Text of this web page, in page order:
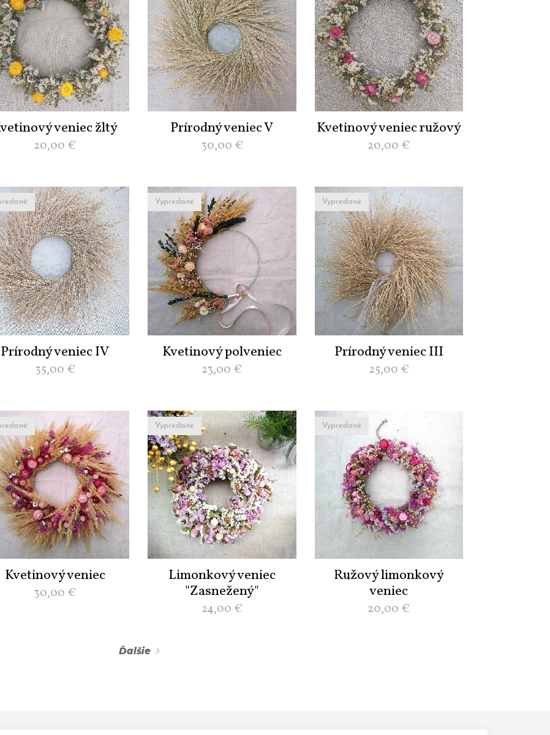
veniec žltý
20,00 €
Prírodný veniec V
30,00 €
Kvetinový veniec ružový
20,00 €
Prírodný veniec IV
35,00 €
Kvetinový polveniec
Vypredané
23,00 €
Prírodný veniec III
Vypredané
25,00 €
Kvetinový veniec
30,00 €
Limonkový veniec
"Zasnežený"
Vypredané
24,00 €
Ružový limonkový
veniec
Vypredané
20,00 €
Ďalšie